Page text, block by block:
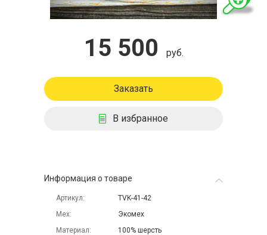
15 500 руб.
Заказать
В избранное
Информация о товаре
Артикул
TVK-41-42
Мех
Экомех
Материал
100% шерсть